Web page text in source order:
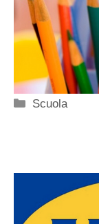
Categorie
Scuola